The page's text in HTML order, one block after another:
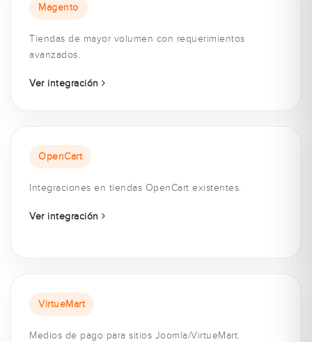
Magento
Tiendas de mayor volumen con requerimientos
avanzados.
Ver integración
OpenCart
Integraciones en tiendas OpenCart existentes.
Ver integración
VirtueMart
Medios de pago para sitios Joomla/VirtueMart.